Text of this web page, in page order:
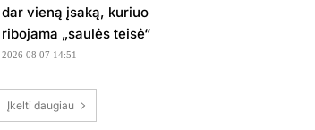
dar vieną įsaką, kuriuo
ribojama „saulės teisė“
2026 08 07 14:51
Įkelti daugiau